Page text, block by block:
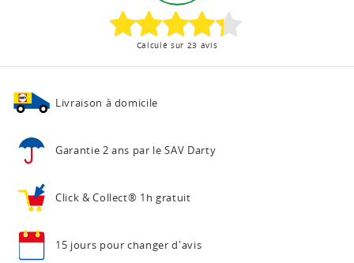
Calculé sur 23 avis
Livraison à domicile
Garantie 2 ans par le SAV Darty
Click & Collect® 1h gratuit
15 jours pour changer d'avis